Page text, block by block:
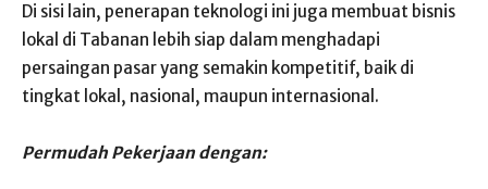
Di sisi lain, penerapan teknologi ini juga membuat bisnis
lokal di Tabanan lebih siap dalam menghadapi
persaingan pasar yang semakin kompetitif, baik di
tingkat lokal, nasional, maupun internasional.
Permudah Pekerjaan dengan: